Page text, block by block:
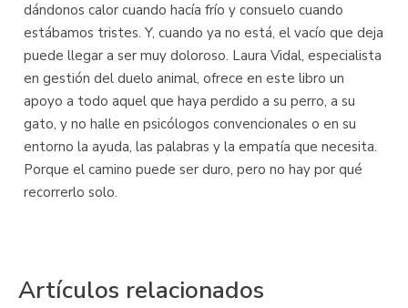
dándonos calor cuando hacía frío y consuelo cuando
estábamos tristes. Y, cuando ya no está, el vacío que deja
puede llegar a ser muy doloroso. Laura Vidal, especialista
en gestión del duelo animal, ofrece en este libro un
apoyo a todo aquel que haya perdido a su perro, a su
gato, y no halle en psicólogos convencionales o en su
entorno la ayuda, las palabras y la empatía que necesita.
Porque el camino puede ser duro, pero no hay por qué
recorrerlo solo.
Artículos relacionados